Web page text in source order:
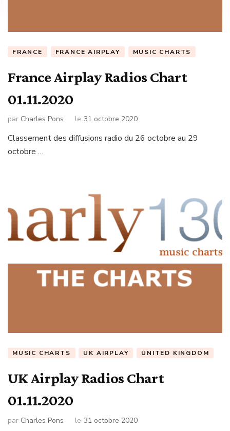
FRANCE FRANCE AIRPLAY MUSIC CHARTS
France Airplay Radios Chart
01.11.2020
par Charles Pons le 31 octobre 2020
Classement des diffusions radio du 26 octobre au 29
octobre …
MUSIC CHARTS UK AIRPLAY UNITED KINGDOM
UK Airplay Radios Chart
01.11.2020
par Charles Pons le 31 octobre 2020